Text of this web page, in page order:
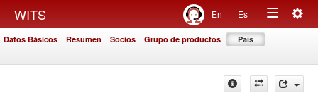
WITS En Es
Toggle
Datos Básicos Resumen Socios Grupo de productos País